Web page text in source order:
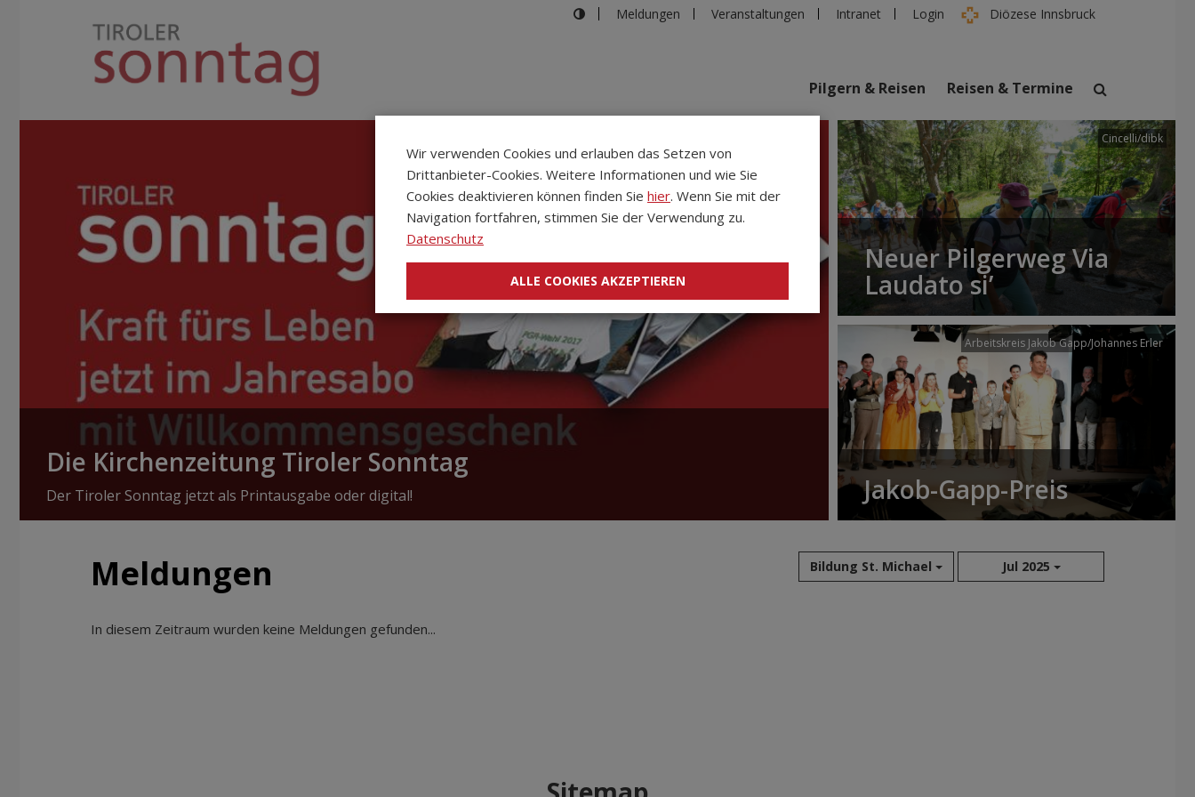
Meldungen Veranstaltungen Intranet Login Diözese Innsbruck
suchen
Veranstaltungen Personen
Pilgern & Reisen Reisen & Termine
Die Kirchenzeitung Tiroler Sonntag
Der Tiroler Sonntag jetzt als Printausgabe oder digital!
Cincelli/dibk
Neuer Pilgerweg Via
Laudato si’
Arbeitskreis Jakob Gapp/Johannes Erler
Jakob-Gapp-Preis
Meldungen Bildung St. Michael Jul 2025
In diesem Zeitraum wurden keine Meldungen gefunden...
Wir verwenden Cookies und erlauben das Setzen von
Drittanbieter-Cookies. Weitere Informationen und wie Sie
Cookies deaktivieren können finden Sie hier. Wenn Sie mit der
Navigation fortfahren, stimmen Sie der Verwendung zu.
Datenschutz
ALLE COOKIES AKZEPTIEREN